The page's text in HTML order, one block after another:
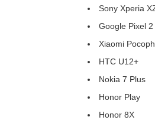
Sony Xperia
Google Pixel 2
Xiaomi
HTC U12+
Nokia 7 Plus
Honor Play
Honor 8X